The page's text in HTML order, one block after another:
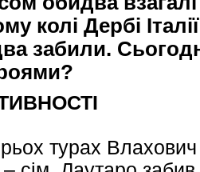
колі Дербі
забили.
турах